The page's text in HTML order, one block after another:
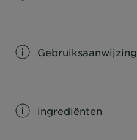
Gebruiksaanwijzing
ingrediënten